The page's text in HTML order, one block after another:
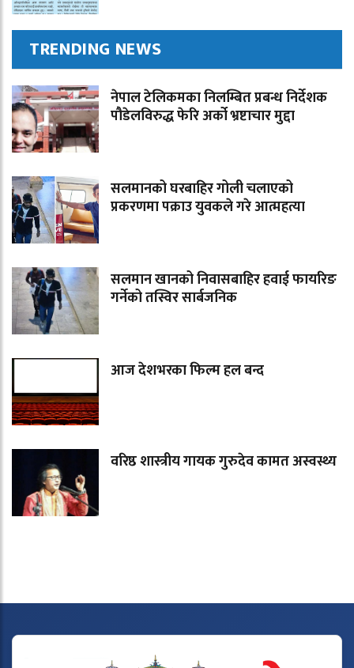
TRENDING NEWS
नेपाल टेलिकमका निलम्बित प्रबन्ध निर्देशक
पौडेलविरुद्ध फेरि अर्को भ्रष्टाचार मुद्दा
सलमानको घरबाहिर गोली चलाएको
प्रकरणमा पक्राउ युवकले गरे आत्महत्या
सलमान खानको निवासबाहिर हवाई फायरिङ
गर्नेको तस्विर सार्बजनिक
आज देशभरका फिल्म हल बन्द
वरिष्ठ शास्त्रीय गायक गुरुदेव कामत अस्वस्थ्य